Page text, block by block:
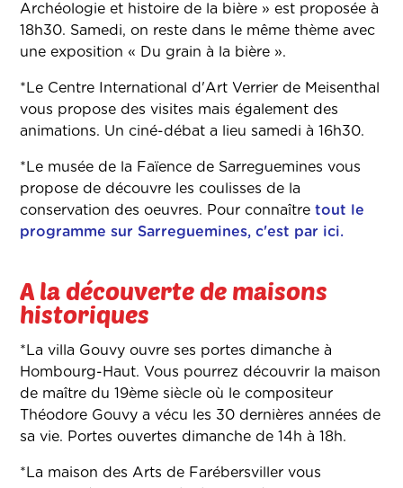
Archéologie et histoire de la bière » est proposée à
18h30. Samedi, on reste dans le même thème avec
une exposition « Du grain à la bière ».
*Le Centre International d'Art Verrier de Meisenthal
vous propose des visites mais également des
animations. Un ciné-débat a lieu samedi à 16h30.
*Le musée de la Faïence de Sarreguemines vous
propose de découvre les coulisses de la
conservation des oeuvres. Pour connaîtretout le
programme sur Sarreguemines, c'est par ici.
A la découverte de maisons
historiques
*La villa Gouvy ouvre ses portes dimanche à
Hombourg-Haut. Vous pourrez découvrir la maison
de maître du 19ème siècle où le compositeur
Théodore Gouvy a vécu les 30 dernières années de
sa vie. Portes ouvertes dimanche de 14h à 18h.
*La maison des Arts de Farébersviller vous